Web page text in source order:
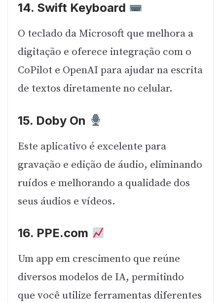
14. Swift Keyboard
O teclado da Microsoft que melhora a
digitação e oferece integração com o
CoPilot e OpenAI para ajudar na escrita
de textos diretamente no celular.
15. Doby On
Este aplicativo é excelente para
gravação e edição de áudio, eliminando
ruídos e melhorando a qualidade dos
seus áudios e vídeos.
16. PPE.com
Um app em crescimento que reúne
diversos modelos de IA, permitindo
que você utilize ferramentas diferentes